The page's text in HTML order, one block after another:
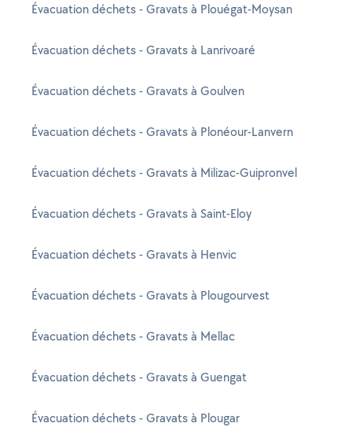
Évacuation déchets - Gravats à Plouégat-Moysan
Évacuation déchets - Gravats à Lanrivoaré
Évacuation déchets - Gravats à Goulven
Évacuation déchets - Gravats à Plonéour-Lanvern
Évacuation déchets - Gravats à Milizac-Guipronvel
Évacuation déchets - Gravats à Saint-Eloy
Évacuation déchets - Gravats à Henvic
Évacuation déchets - Gravats à Plougourvest
Évacuation déchets - Gravats à Mellac
Évacuation déchets - Gravats à Guengat
Évacuation déchets - Gravats à Plougar